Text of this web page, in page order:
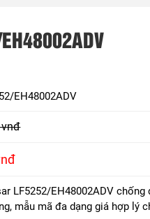
EH48002ADV
vnđ
LF5252/EH48002ADV
mẫu mã đa dạng giá hợp lý